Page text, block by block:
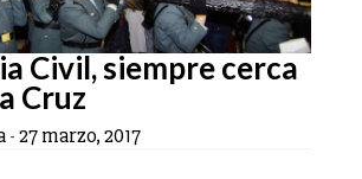
Civil, siempre cerca
Cruz
-27 marzo, 2017